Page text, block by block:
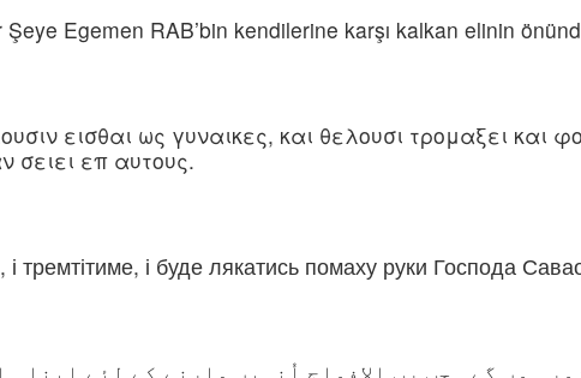
Şeye Egemen RAB’bin kendilerine karşı kalkan elinin
εισθαι ως γυναικες, και θελουσι τρομαξει και
σειει επ αυτους.
і тремтітиме, і буде лякатись помаху руки Господа
ہوں گے۔ جب رب الافواج اُنہیں مارنے کے لئے اپنا